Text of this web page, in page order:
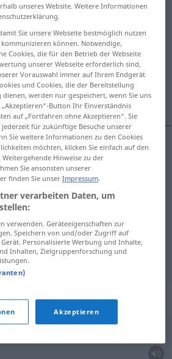
anklicken/antippen)
Zahlungsunfähigkeit
Zahlungsunfähigkeit
Insolvenz
für "Insolvenz"
unseres Website. Weitere Informationen
Sie unsere Webseite bestmöglich nutzen
können. Notwendige,
Cookies, die für den Betrieb der Webseite
unserer Webseite erforderlich sind,
Vorauswahl immer auf Ihrem Endgerät
und Cookies, die der Bereitstellung
werden nur gespeichert, wenn Sie uns
Button Ihr Einverständnis
auf „Fortfahren ohne Akzeptieren“. Sie
für zukünftige Besuche unserer
Sie weitere Informationen zu den Cookies
möchten, klicken Sie einfach auf den
Hinweise zu der
Sie ansonsten unserer
finden Sie unserImpressum.
verarbeiten Daten, um
verwenden. Geräteeigenschaften zur
Speichern von und/oder Zugriff auf
Personalisierte Werbung und Inhalte,
Inhalten, Zielgruppenforschung und
Akzeptieren